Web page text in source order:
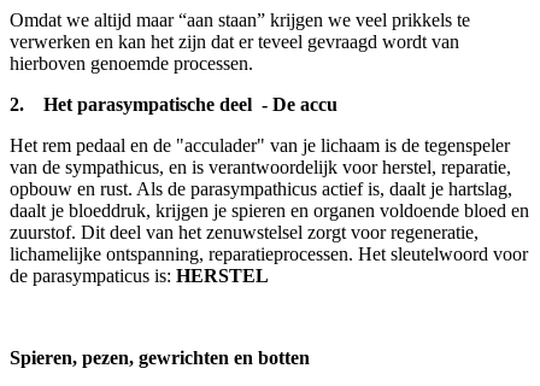
Omdat we altijd maar “aan staan” krijgen we veel prikkels te
verwerken en kan het zijn dat er teveel gevraagd wordt van
hierboven genoemde processen.
2. Het parasympatische deel - De accu
Het rem pedaal en de "acculader" van je lichaam is de tegenspeler
van de sympathicus, en is verantwoordelijk voor herstel, reparatie,
opbouw en rust. Als de parasympathicus actief is, daalt je hartslag,
daalt je bloeddruk, krijgen je spieren en organen voldoende bloed en
zuurstof. Dit deel van het zenuwstelsel zorgt voor regeneratie,
lichamelijke ontspanning, reparatieprocessen. Het sleutelwoord voor
de parasympaticus is: HERSTEL
Spieren, pezen, gewrichten en botten